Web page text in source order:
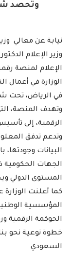
وتحصد
نيابة عن معالي
وزير الإعلام
الإعلام لمنصة
الوزارة في أعمال
في الرياض، تحت
وتهدف المنصة،
الرقمية، إلى
وتدعم تدفق
البيانات
الجهات الحكومية
المستوى الدولي
كما أعلنت
الحوكمة الرقمية
خطوة نوعية نحو
السعودي